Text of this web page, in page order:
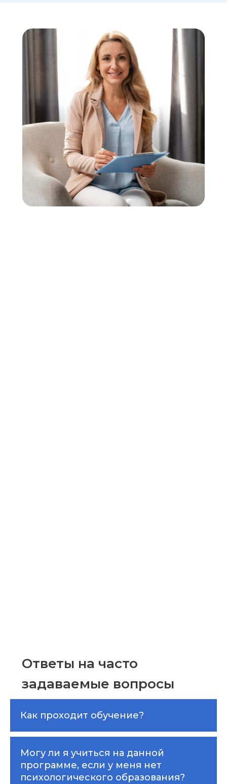
Ответы на часто
задаваемые вопросы
Как проходит обучение?
Могу ли я учиться на данной
программе, если у меня нет
психологического образования?